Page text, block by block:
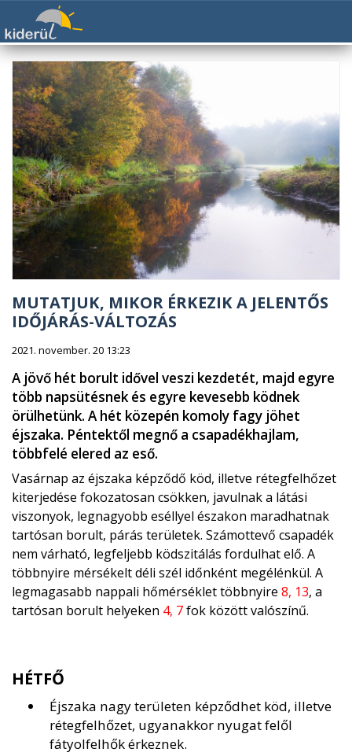
MUTATJUK, MIKOR ÉRKEZIK A JELENTŐS
IDŐJÁRÁS-VÁLTOZÁS
2021. november. 20 13:23
A jövő hét borult idővel veszi kezdetét, majd egyre
több napsütésnek és egyre kevesebb ködnek
örülhetünk. A hét közepén komoly fagy jöhet
éjszaka. Péntektől megnő a csapadékhajlam,
többfelé elered az eső.
Vasárnap az éjszaka képződő köd, illetve rétegfelhőzet
kiterjedése fokozatosan csökken, javulnak a látási
viszonyok, legnagyobb eséllyel északon maradhatnak
tartósan borult, párás területek. Számottevő csapadék
nem várható, legfeljebb ködszitálás fordulhat elő. A
többnyire mérsékelt déli szél időnként megélénkül. A
legmagasabb nappali hőmérséklet többnyire 8, 13, a
tartósan borult helyeken 4, 7fok között valószínű.
HÉTFŐ
Éjszaka nagy területen képződhet köd, illetve
rétegfelhőzet, ugyanakkor nyugat felől
fátyolfelhők érkeznek.